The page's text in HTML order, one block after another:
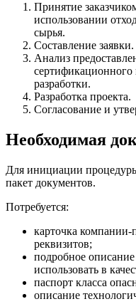
Принятие
использовании
сырья.
Составление заявки.
Анализ
сертификационного
разработки.
Разработка проекта.
Согласование и
Необходимая
Для инициации
пакет документов.
Потребуется:
карточка компании-
реквизитов;
подробное
использовать в
паспорт класса
описание